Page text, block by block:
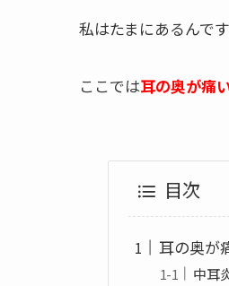
私はたまにあるんで
ここでは耳の奥が痛
目次
耳の奥が
中耳